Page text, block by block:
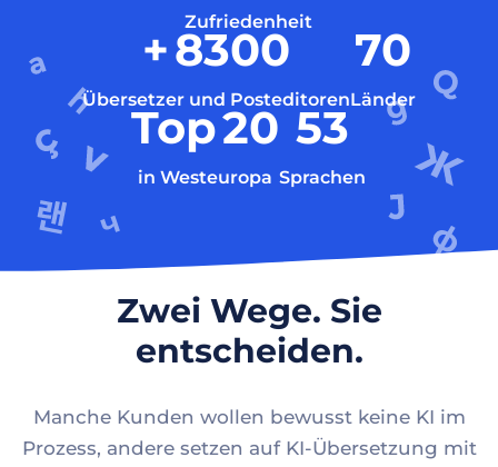
Zufriedenheit
+8300
Übersetzer und Posteditoren
70
Länder
Top20
in Westeuropa
53
Sprachen
Zwei Wege. Sie
entscheiden.
Manche Kunden wollen bewusst keine KI im
Prozess, andere setzen auf KI-Übersetzung mit